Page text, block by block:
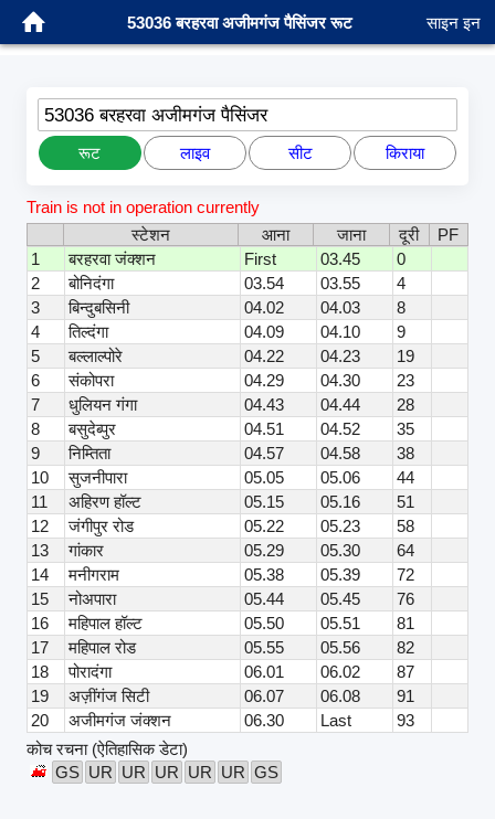
53036 बरहरवा अजीमगंज पैसिंजर रूट साइन इन
53036 बरहरवा अजीमगंज पैसिंजर
रूट लाइव सीट किराया
Train is not in operation currently
स्टेशन
आना जाना दूरी
PF
1
बरहरवा जंक्शन First 03.45
0
2
बोनिदंगा 03.54 03.55
4
3
बिन्दुबसिनी 04.02 04.03
8
4
तिल्दंगा 04.09 04.10
9
5
बल्लाल्पोरे 04.22 04.23
19
6
संकोपरा 04.29 04.30
23
7
धुलियन गंगा 04.43 04.44
28
8
बसुदेब्पुर 04.51 04.52
35
9
निम्तिता 04.57 04.58
38
10
सुजनीपारा 05.05 05.06
44
11
अहिरण हॉल्ट 05.15 05.16
51
12
जंगीपुर रोड 05.22 05.23
58
13
गांकार 05.29 05.30
64
14
मनीगराम 05.38 05.39
72
15
नोअपारा 05.44 05.45
76
16
महिपाल हॉल्ट 05.50 05.51
81
17
महिपाल रोड 05.55 05.56
82
18
पोरादंगा 06.01 06.02
87
19
अज़ींगंज सिटी 06.07 06.08
91
20
अजीमगंज जंक्शन 06.30 Last
93
कोच रचना (ऐतिहासिक डेटा)
GS UR UR UR UR UR GS